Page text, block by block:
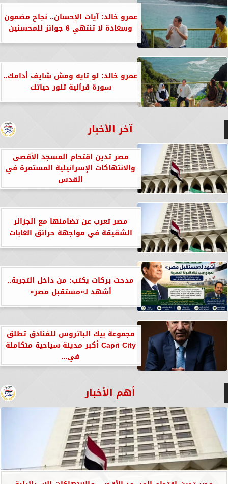
عمرو خالد: آيات الإحسان.. نجاح مضمون
وسعادة لا تنتهي 6 جوائز للمحسنين
عمرو خالد: لو تايه ومش شايف أدامك..
سورة قرآنية تنور حياتك
آخر الأخبار
مصر تدين اقتحام المسجد الأقصى
والانتهاكات الإسرائيلية المستمرة في
القدس
مصر تعرب عن تضامنها مع الجزائر
الشقيقة في مواجهة حرائق الغابات
مدحت بركات يكتب: من داخل التجربة..
أشهد لـ«مستقبل مصر»
مجموعة بيك الباتروس للفنادق تطلق
Capri City أكبر مدينة سياحية متكاملة
في...
أهم الأخبار